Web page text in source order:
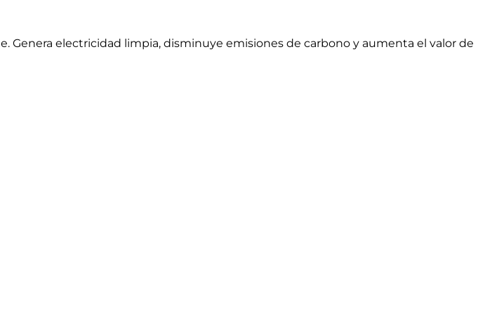
Genera electricidad limpia, disminuye emisiones de carbono y aumenta el valor de